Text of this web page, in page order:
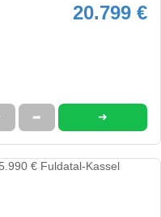
20.799 €
➦ ➜